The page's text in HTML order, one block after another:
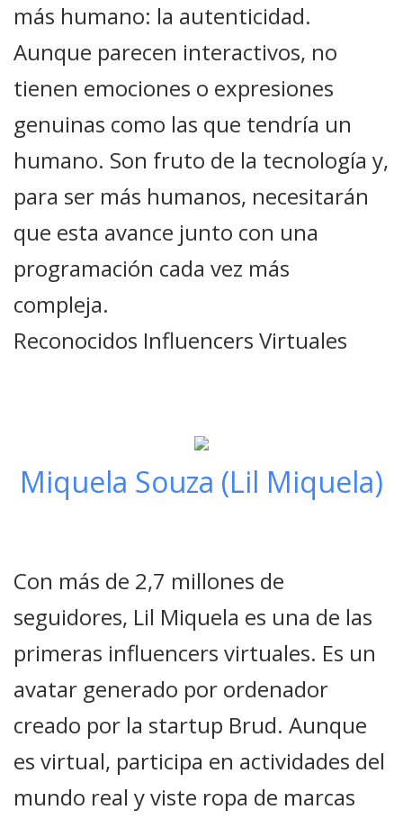
más humano: la autenticidad.
Aunque parecen interactivos, no
tienen emociones o expresiones
genuinas como las que tendría un
humano. Son fruto de la tecnología y,
para ser más humanos, necesitarán
que esta avance junto con una
programación cada vez más
compleja.
Reconocidos Influencers Virtuales
Miquela Souza (Lil Miquela)
Con más de 2,7 millones de
seguidores, Lil Miquela es una de las
primeras influencers virtuales. Es un
avatar generado por ordenador
creado por la startup Brud. Aunque
es virtual, participa en actividades del
mundo real y viste ropa de marcas